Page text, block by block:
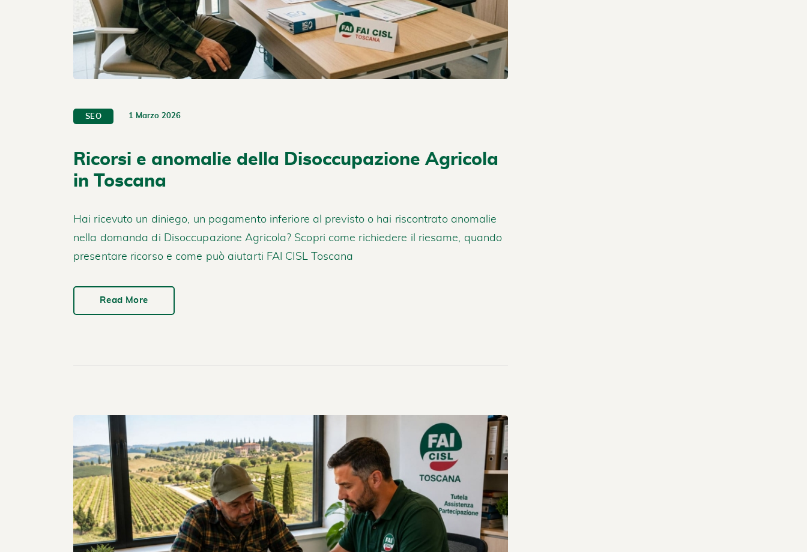
SEO 1 Marzo 2026
Ricorsi e anomalie della Disoccupazione Agricola
in Toscana
Hai ricevuto un diniego, un pagamento inferiore al previsto o hai riscontrato anomalie
nella domanda di Disoccupazione Agricola? Scopri come richiedere il riesame, quando
presentare ricorso e come può aiutarti FAI CISL Toscana
Read More